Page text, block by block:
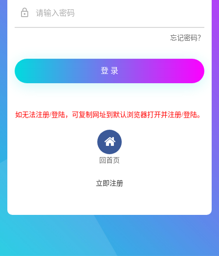
忘记密码？
登 录
如无法注册/登陆，可复制网址到默认浏览器打开并注册/登陆。
回首页
立即注册